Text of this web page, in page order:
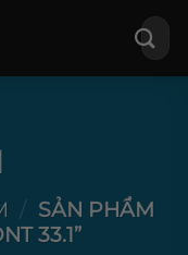
Tìm
kiếm:
/ SẢN PHẨM
33.1”